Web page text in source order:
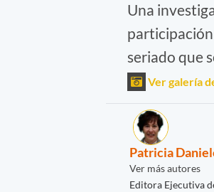
Una
seriado que
Ver galería
Patricia
Ver más autores
Editora Ejecutiva